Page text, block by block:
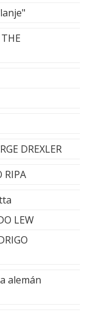
DREXLER
RIPA
LEW
alemán